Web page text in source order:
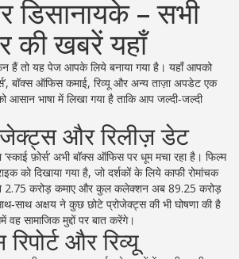
डिसानायके – सभी
की खबरें यहाँ
हैं तो यह पेज आपके लिये बनाया गया है। यहाँ आपको
बॉक्स ऑफिस कमाई, रिव्यू और अन्य ताज़ा अपडेट एक
आसान भाषा में लिखा गया है ताकि आप जल्दी‑जल्दी
और रिलीज़ डेट
‘स्काई फ़ोर्स’ अभी बॉक्स ऑफिस पर धूम मचा रहा है। फिल्म
को दिखाया गया है, जो दर्शकों के लिये काफी रोमांचक
2.75 करोड़ कमाए और कुल कलेक्शन अब 89.25 करोड़
अक्षय ने कुछ छोटे प्रोजेक्ट्स की भी घोषणा की है
सामाजिक मुद्दों पर बात करेंगे।
और रिव्यू